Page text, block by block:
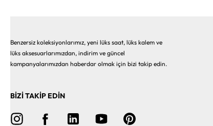
Benzersiz koleksiyonlarımız, yeni lüks saat, lüks kalem ve
lüks aksesuarlarımızdan, indirim ve güncel
kampanyalarımızdan haberdar olmak için bizi takip edin.
BİZİ TAKİP EDİN